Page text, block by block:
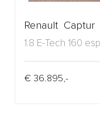
Renault Captur
1.8 E-Tech 160
€ 36.895,-